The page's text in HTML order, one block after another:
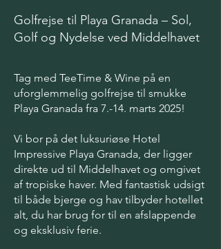
Golfrejse til Playa Granada – Sol,
Golf og Nydelse ved Middelhavet
Tag med TeeTime & Wine på en
uforglemmelig golfrejse til smukke
Playa Granada fra 7.-14. marts 2025!
Vi bor på det luksuriøse Hotel
Impressive Playa Granada, der ligger
direkte ud til Middelhavet og omgivet
af tropiske haver. Med fantastisk udsigt
til både bjerge og hav tilbyder hotellet
alt, du har brug for til en afslappende
og eksklusiv ferie.